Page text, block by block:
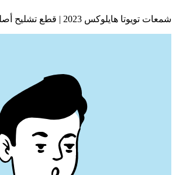
شمعات تويوتا هايلوكس 2023 | قطع تشليح أصلية بأسعار منافسة